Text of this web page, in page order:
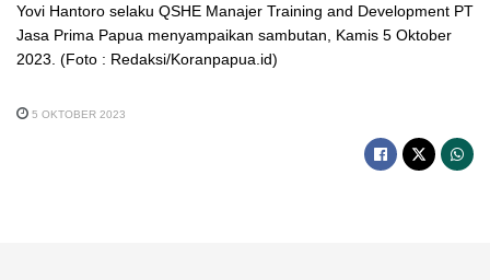
Yovi Hantoro selaku QSHE Manajer Training and Development PT
Jasa Prima Papua menyampaikan sambutan, Kamis 5 Oktober
2023. (Foto : Redaksi/Koranpapua.id)
5 OKTOBER 2023